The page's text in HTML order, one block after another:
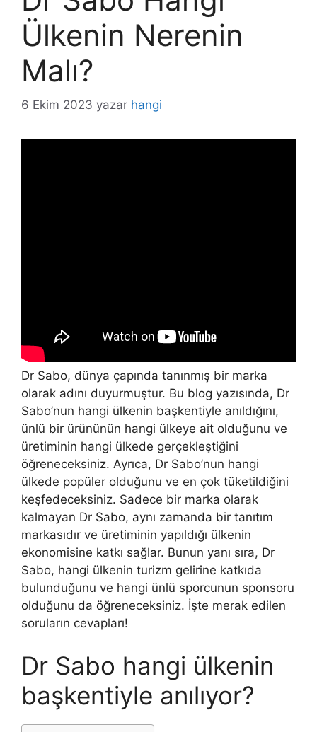
Ülkenin Nerenin
Malı?
6 Ekim 2023 yazar hangi
Dr Sabo, dünya çapında tanınmış bir marka
olarak adını duyurmuştur. Bu blog yazısında, Dr
Sabo’nun hangi ülkenin başkentiyle anıldığını,
ünlü bir ürününün hangi ülkeye ait olduğunu ve
üretiminin hangi ülkede gerçekleştiğini
öğreneceksiniz. Ayrıca, Dr Sabo’nun hangi
ülkede popüler olduğunu ve en çok tüketildiğini
keşfedeceksiniz. Sadece bir marka olarak
kalmayan Dr Sabo, aynı zamanda bir tanıtım
markasıdır ve üretiminin yapıldığı ülkenin
ekonomisine katkı sağlar. Bunun yanı sıra, Dr
Sabo, hangi ülkenin turizm gelirine katkıda
bulunduğunu ve hangi ünlü sporcunun sponsoru
olduğunu da öğreneceksiniz. İşte merak edilen
soruların cevapları!
Dr Sabo hangi ülkenin
başkentiyle anılıyor?